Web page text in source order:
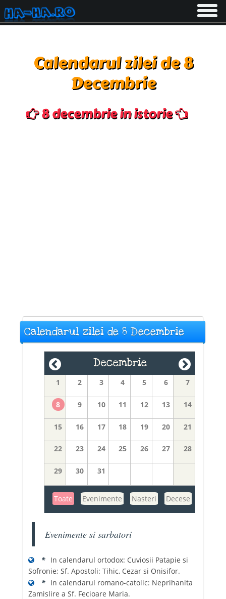
Toggle
Calendarul zilei de 8
Decembrie
8 decembrie in istorie
Calendarul zilei de 8 Decembrie
Decembrie
1 2 3 4 5 6 7
8 9 10 11 12 13 14
15 16 17 18 19 20 21
22 23 24 25 26 27 28
29 30 31
Toate Evenimente Nasteri Decese
Evenimente si sarbatori
* In calendarul ortodox: Cuviosii Patapie si
Sofronie; Sf. Apostoli: Tihic, Cezar si Onisifor.
* In calendarul romano-catolic: Neprihanita
Zamislire a Sf. Fecioare Maria.